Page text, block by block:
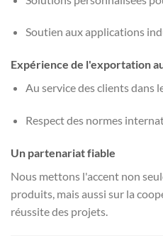
Soutien aux applications
Expérience de l'exportation
Au service des clients dans
Respect des normes
Un partenariat fiable
Nous mettons l'accent non
produits, mais aussi sur la
réussite des projets.